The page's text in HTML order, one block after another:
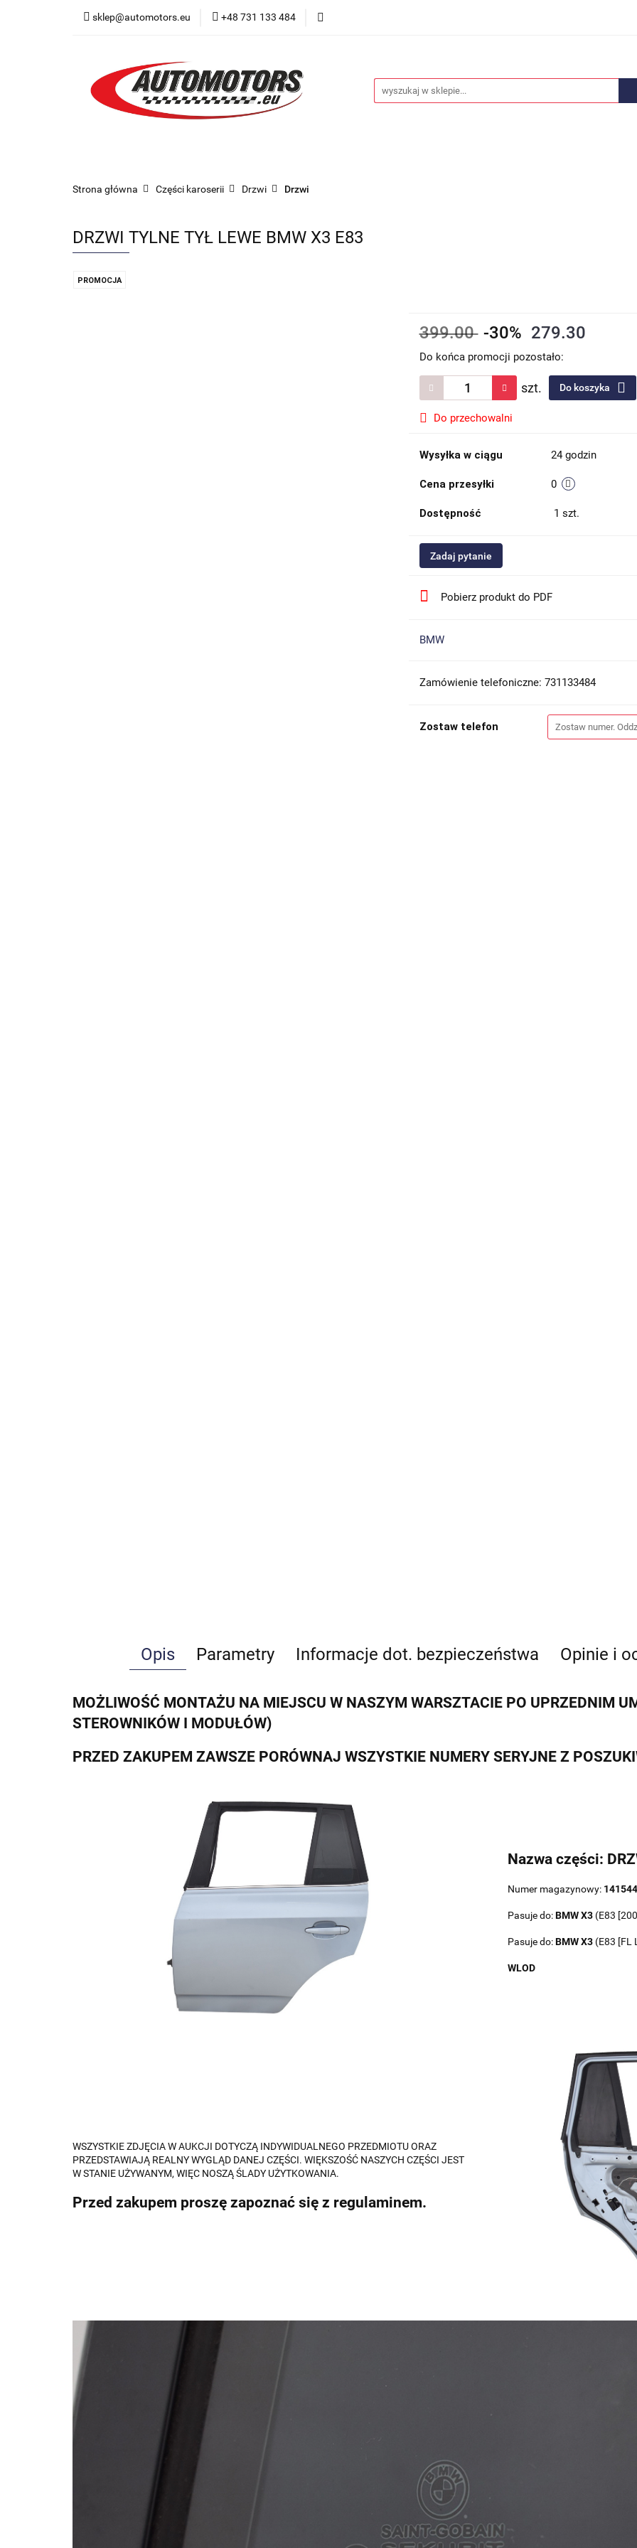
sklep@automotors.eu +48 731 133 484
Części samochodowe
Car audio Nowości
Strona główna Części karoserii Drzwi Drzwi
DRZWI TYLNE TYŁ LEWE BMW X3 E83
PROMOCJA
399.00 -30% 279.30
Do końca promocji pozostało:
szt. Do koszyka
Do przechowalni
Wysyłka w ciągu 24 godzin
Cena przesyłki 0
Dostępność 1 szt.
Zadaj pytanie
Pobierz produkt do PDF
BMW
Zamówienie telefoniczne: 731133484
Zostaw telefon
Opis Parametry Informacje dot. bezpieczeństwa Opinie i
MOŻLIWOŚĆ MONTAŻU NA MIEJSCU W NASZYM WARSZTACIE PO UPRZEDNIM
STEROWNIKÓW I MODUŁÓW)
PRZED ZAKUPEM ZAWSZE PORÓWNAJ WSZYSTKIE NUMERY SERYJNE Z
Nazwa części:
Numer magazynowy:
Pasuje do:BMW X3(E83
Pasuje do:BMW X3(E83 [FL
WLOD
WSZYSTKIE ZDJĘCIA W AUKCJI DOTYCZĄ INDYWIDUALNEGO PRZEDMIOTU ORAZ
PRZEDSTAWIAJĄ REALNY WYGLĄD DANEJ CZĘŚCI. WIĘKSZOŚĆ NASZYCH CZĘŚCI JEST
W STANIE UŻYWANYM, WIĘC NOSZĄ ŚLADY UŻYTKOWANIA.
Przed zakupem proszę zapoznać się z regulaminem.